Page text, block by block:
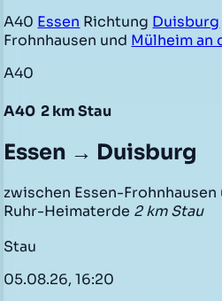
A40 Essen Richtung Duisburg
Frohnhausen und Mülheim an
A40
A40 2 km Stau
Essen → Duisburg
zwischen Essen-
Ruhr-Heimaterde 2 km Stau
Stau
05.08.26, 16:20